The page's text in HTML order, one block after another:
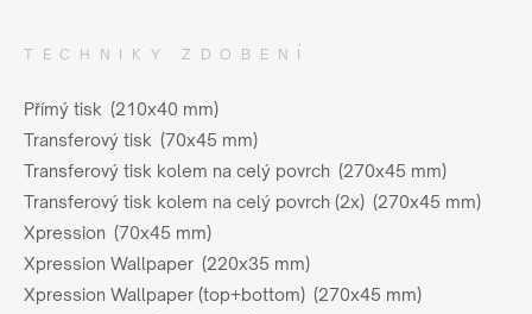
TECHNIKY ZDOBENÍ
Přímý tisk (210x40 mm)
Transferový tisk (70x45 mm)
Transferový tisk kolem na celý povrch (270x45 mm)
Transferový tisk kolem na celý povrch (2x) (270x45 mm)
Xpression (70x45 mm)
Xpression Wallpaper (220x35 mm)
Xpression Wallpaper (top+bottom) (270x45 mm)